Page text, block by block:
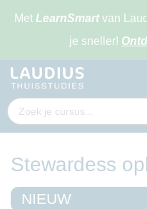
Met LearnSmartvan
je sneller!
Stewardess
NIEUW